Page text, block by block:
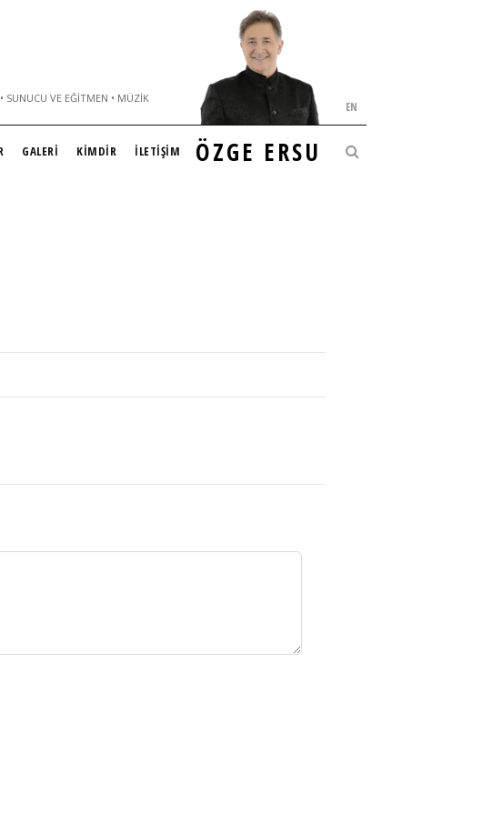
SUNUCU VE EĞITMEN • MÜZIK
ÖZGE ERSU
EN
GALERİ KİMDİR İLETİŞİM